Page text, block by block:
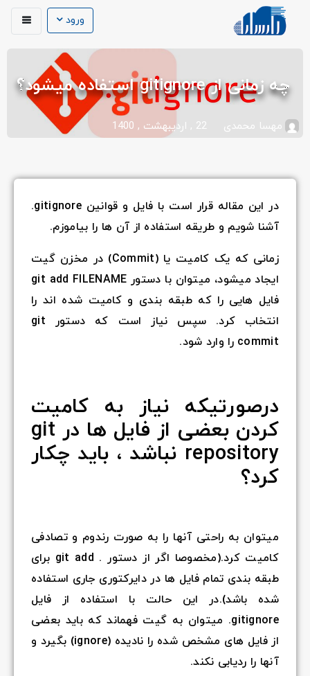
ورود
چه زمانی از gitignore استفاده میشود؟
مهسا محمدی 22 , اردیبهشت , 1400
در این مقاله قرار است با فایل و قوانین gitignore.
آشنا شویم و طریقه استفاده از آن ها را بیاموزم.
زمانی که یک کامیت یا (Commit) در مخزن گیت
ایجاد میشود، میتوان با دستور git add FILENAME
فایل هایی را که طبقه بندی و کامیت شده اند را
انتخاب کرد. سپس نیاز است که دستور git
commit را وارد شود.
درصورتیکه نیاز به کامیت
کردن بعضی از فایل ها در git
repository نباشد ، باید چکار
کرد؟
میتوان به راحتی آنها را به صورت رندوم و تصادفی
کامیت کرد.(مخصوصا اگر از دستور . git add برای
طبقه بندی تمام فایل ها در دایرکتوری جاری استفاده
شده باشد).در این حالت با استفاده از فایل
gitignore. میتوان به گیت فهماند که باید بعضی
از فایل های مشخص شده را نادیده (ignore) بگیرد و
آنها را ردیابی نکند.